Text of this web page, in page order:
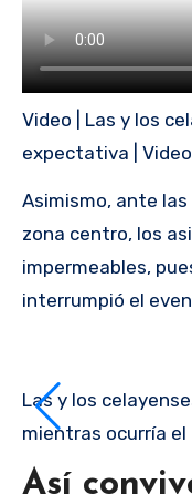
Video | Las y los
expectativa |
Asimismo, ante
zona centro, los
impermeables,
interrumpió el
Las y los
mientras ocurría el
Así